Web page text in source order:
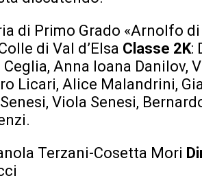
di Primo Grado «Arnolfo
di Val d’Elsa Classe 2K:
Anna Ioana Danilov,
Licari, Alice Malandrini,
Viola Senesi,
Terzani-Cosetta Mori